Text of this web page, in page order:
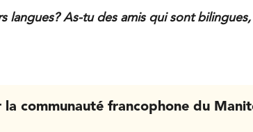
langues? As-tu des amis qui sont
la communauté francophone du